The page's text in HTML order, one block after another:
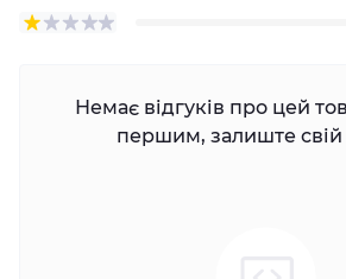
Немає відгуків про цей
першим, залиште свій